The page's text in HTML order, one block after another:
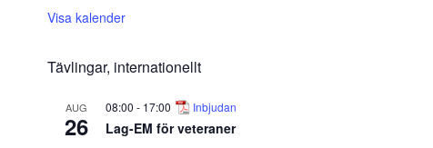
Visa kalender
Tävlingar, internationellt
AUG
26
08:00 - 17:00 Inbjudan
Lag-EM för veteraner